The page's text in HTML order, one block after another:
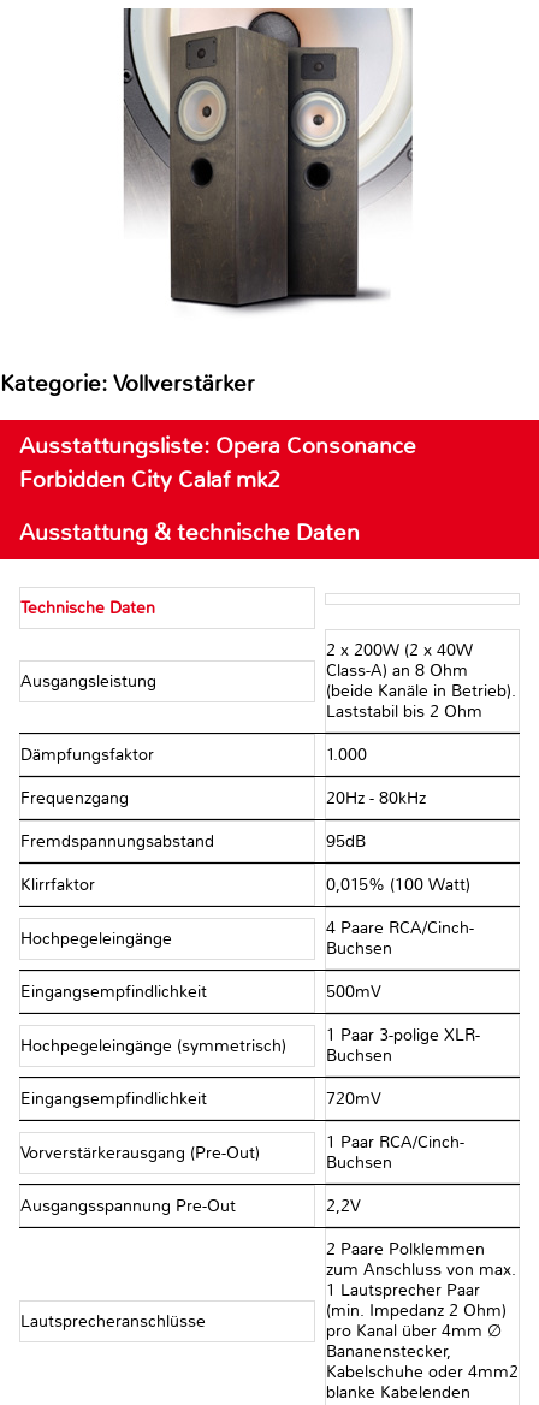
Kategorie: Vollverstärker
Ausstattungsliste: Opera Consonance
Forbidden City Calaf mk2
Ausstattung & technische Daten
Technische Daten
Ausgangsleistung
2 x 200W (2 x 40W
Class-A) an 8 Ohm
(beide Kanäle in Betrieb).
Laststabil bis 2 Ohm
Dämpfungsfaktor 1.000
Frequenzgang 20Hz - 80kHz
Fremdspannungsabstand 95dB
Klirrfaktor 0,015% (100 Watt)
Hochpegeleingänge
4 Paare RCA/Cinch-
Buchsen
Eingangsempfindlichkeit 500mV
Hochpegeleingänge (symmetrisch)
1 Paar 3-polige XLR-
Buchsen
Eingangsempfindlichkeit 720mV
Vorverstärkerausgang (Pre-Out)
1 Paar RCA/Cinch-
Buchsen
Ausgangsspannung Pre-Out 2,2V
Lautsprecheranschlüsse
2 Paare Polklemmen
zum Anschluss von max.
1 Lautsprecher Paar
(min. Impedanz 2 Ohm)
pro Kanal über 4mm ∅
Bananenstecker,
Kabelschuhe oder 4mm2
blanke Kabelenden